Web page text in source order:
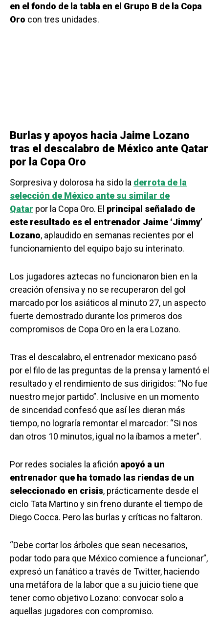
en el fondo de la tabla en el Grupo B de la Copa
Oro con tres unidades.
Burlas y apoyos hacia Jaime Lozano
tras el descalabro de México ante Qatar
por la Copa Oro
Sorpresiva y dolorosa ha sido la derrota de la
selección de México ante su similar de
Qatar por la Copa Oro. El principal señalado de
este resultado es el entrenador Jaime ‘Jimmy’
Lozano, aplaudido en semanas recientes por el
funcionamiento del equipo bajo su interinato.
Los jugadores aztecas no funcionaron bien en la
creación ofensiva y no se recuperaron del gol
marcado por los asiáticos al minuto 27, un aspecto
fuerte demostrado durante los primeros dos
compromisos de Copa Oro en la era Lozano.
Tras el descalabro, el entrenador mexicano pasó
por el filo de las preguntas de la prensa y lamentó el
resultado y el rendimiento de sus dirigidos: “No fue
nuestro mejor partido”. Inclusive en un momento
de sinceridad confesó que así les dieran más
tiempo, no lograría remontar el marcador: “Si nos
dan otros 10 minutos, igual no la íbamos a meter”.
Por redes sociales la afición apoyó a un
entrenador que ha tomado las riendas de un
seleccionado en crisis, prácticamente desde el
ciclo Tata Martino y sin freno durante el tiempo de
Diego Cocca. Pero las burlas y críticas no faltaron.
“Debe cortar los árboles que sean necesarios,
podar todo para que México comience a funcionar”,
expresó un fanático a través de Twitter, haciendo
una metáfora de la labor que a su juicio tiene que
tener como objetivo Lozano: convocar solo a
aquellas jugadores con compromiso.